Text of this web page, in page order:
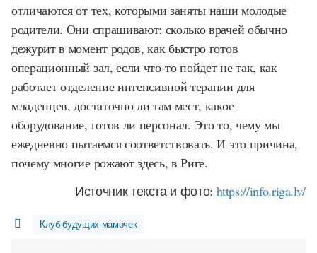
отличаются от тех, которыми заняты наши молодые
родители. Они спрашивают: сколько врачей обычно
дежурит в момент родов, как быстро готов
операционный зал, если что-то пойдет не так, как
работает отделение интенсивной терапии для
младенцев, достаточно ли там мест, какое
оборудование, готов ли персонал. Это то, чему мы
ежедневно пытаемся соответствовать. И это причина,
почему многие рожают здесь, в Риге.
Источник текста и фото: https://info.riga.lv/
Клуб-будущих-мамочек